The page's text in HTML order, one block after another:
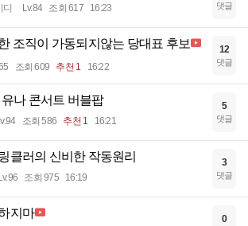
Lv.84 조회 617 16:23 댓글
조직이 가동되지않는 당대표 후보
조회 609 추천 1 16:22
12
댓글
유나 콘서트 버블팝
조회 586 추천 1 16:21
5
댓글
클러의 신비한 작동원리
Lv.96 조회 975 16:19
3
댓글
지마 0